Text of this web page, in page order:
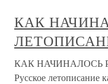
КАК
КАК НАЧИНАЛОСЬ
Русское летописание